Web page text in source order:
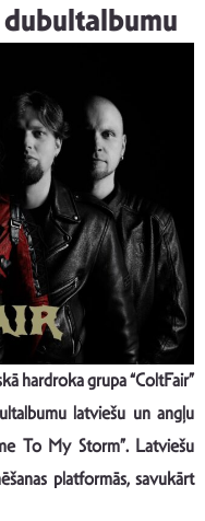
hardroka grupa “ColtFair”
latviešu un angļu
To My Storm”. Latviešu
platformās, savukārt